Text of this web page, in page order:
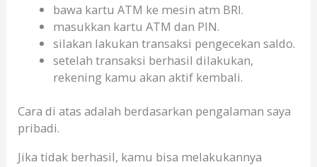
bawa kartu ATM ke mesin atm BRI.
masukkan kartu ATM dan PIN.
silakan lakukan transaksi pengecekan saldo.
setelah transaksi berhasil dilakukan,
rekening kamu akan aktif kembali.
Cara di atas adalah berdasarkan pengalaman saya
pribadi.
Jika tidak berhasil, kamu bisa melakukannya